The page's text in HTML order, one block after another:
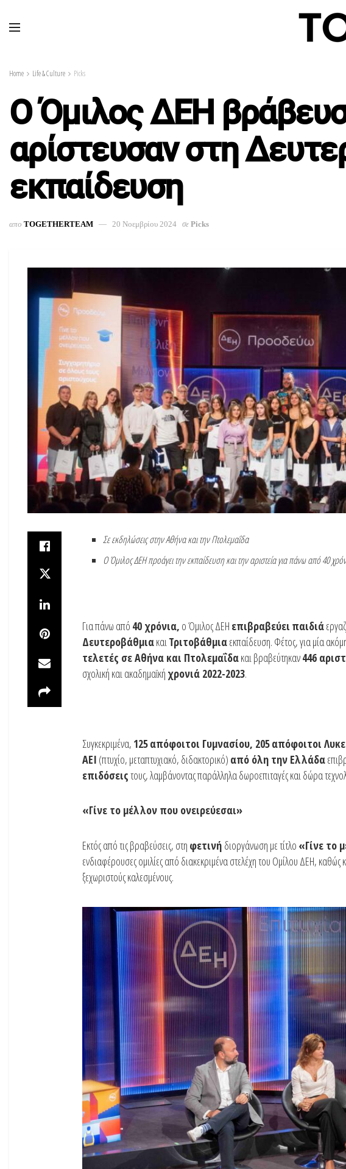
Home Life & Culture Picks
Ο Όμιλος ΔΕΗ
αρίστευσαν στη
εκπαίδευση
απο TOGETHERTEAM 20 Νοεμβρίου 2024 σε Picks
Σε εκδηλώσεις στην Αθήνα και την Πτολεμαΐδα
Ο Όμιλος ΔΕΗ προάγει την εκπαίδευση και την αριστεία για πάνω από 40
Για πάνω από 40 χρόνια, ο Όμιλος ΔΕΗ επιβραβεύει παιδιά
ΔευτεροβάθμιακαιΤριτοβάθμιαεκπαίδευση. Φέτος, για μία
τελετές σε Αθήνα και Πτολεμαΐδακαι βραβεύτηκαν446
σχολική και ακαδημαϊκή χρονιά 2022-2023.
Συγκεκριμένα, 125απόφοιτοι Γυμνασίου, 205απόφοιτοι
ΑΕΙ (πτυχίο, μεταπτυχιακό, διδακτορικό) από όλη την Ελλάδα
επιδόσειςτους, λαμβάνοντας παράλληλα δωροεπιταγές και δώρα
«Γίνε το μέλλον που ονειρεύεσαι»
Εκτός από τις βραβεύσεις, στη φετινή διοργάνωση με τίτλο «Γίνε το
ενδιαφέρουσες ομιλίες από διακεκριμένα στελέχη του Ομίλου ΔΕΗ, καθώς
ξεχωριστούς καλεσμένους.